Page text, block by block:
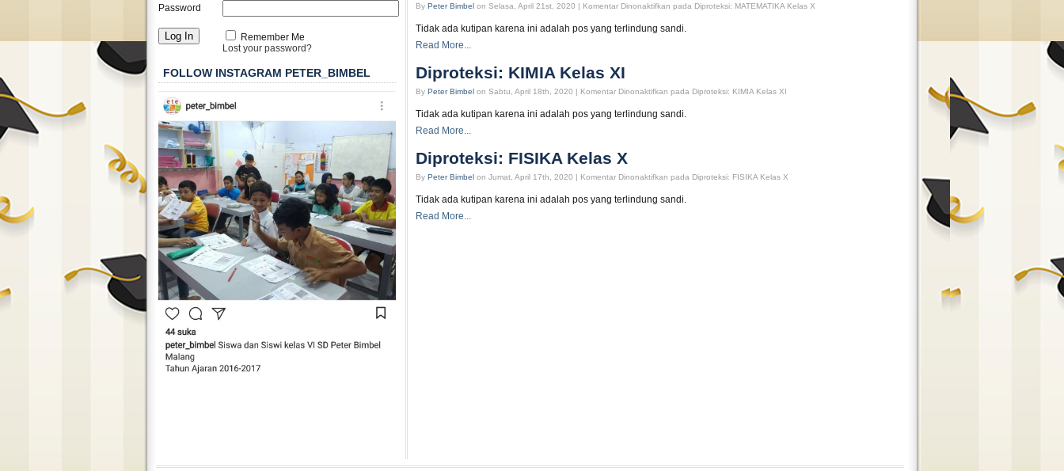
By Peter Bimbel on Selasa, April 21st, 2020 | Komentar Dinonaktifkan pada Diproteksi: MATEMATIKA Kelas X
Tidak ada kutipan karena ini adalah pos yang terlindung sandi.
Read More...
Diproteksi: KIMIA Kelas XI
By Peter Bimbel on Sabtu, April 18th, 2020 | Komentar Dinonaktifkan pada Diproteksi: KIMIA Kelas XI
Tidak ada kutipan karena ini adalah pos yang terlindung sandi.
Read More...
Diproteksi: FISIKA Kelas X
By Peter Bimbel on Jumat, April 17th, 2020 | Komentar Dinonaktifkan pada Diproteksi: FISIKA Kelas X
Tidak ada kutipan karena ini adalah pos yang terlindung sandi.
Read More...
Password
Remember Me
Lost your password?
FOLLOW INSTAGRAM PETER_BIMBEL